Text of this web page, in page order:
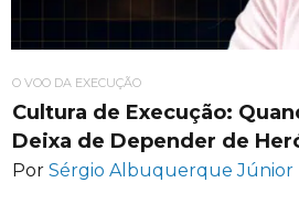
O VOO DA EXECUÇÃO
Cultura de Execução:
Deixa de Depender de
Por Sérgio Albuquerque Júnior